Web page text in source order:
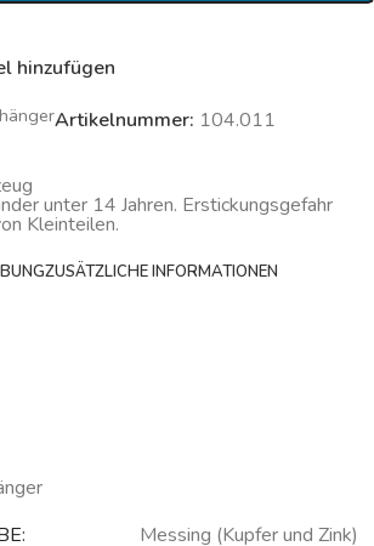
hinzufügen
Artikelnummer: 104.011
unter 14 Jahren. Erstickungsgefahr
Kleinteilen.
ZUSÄTZLICHE INFORMATIONEN
Messing (Kupfer und Zink)